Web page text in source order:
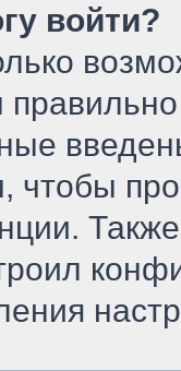
войти?
чтобы